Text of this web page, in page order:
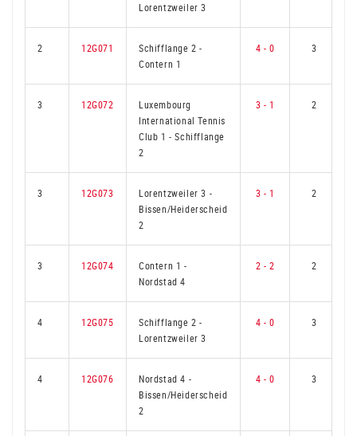
Lorentzweiler 3
2 12G071 Schifflange 2-
Contern 1
4 - 0 3
3 12G072
Luxembourg
International Tennis
Club 1-Schifflange
2
3 - 1 2
3 12G073 Lorentzweiler 3 -
Bissen/Heiderscheid
2
3 - 1 2
3 12G074 Contern 1 -
Nordstad 4
2 - 2 2
4 12G075 Schifflange 2-
Lorentzweiler 3
4 - 0 3
4 12G076 Nordstad 4 -
Bissen/Heiderscheid
2
4 - 0 3